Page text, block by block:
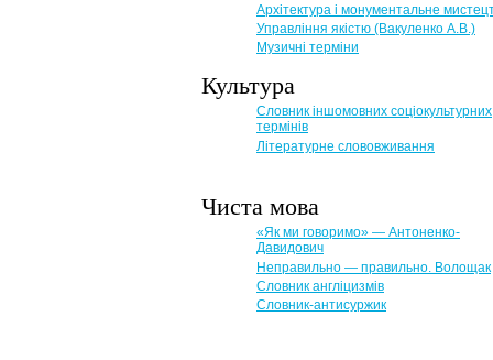
Архітектура і монументальне
Управління якістю (Вакуленко А.В.)
Музичні терміни
Культура
Словник іншомовних соціокультурних
термінів
Літературне слововживання
Чиста мова
«Як ми говоримо» — Антоненко-
Давидович
Неправильно — правильно. Волощак
Словник англіцизмів
Словник-антисуржик